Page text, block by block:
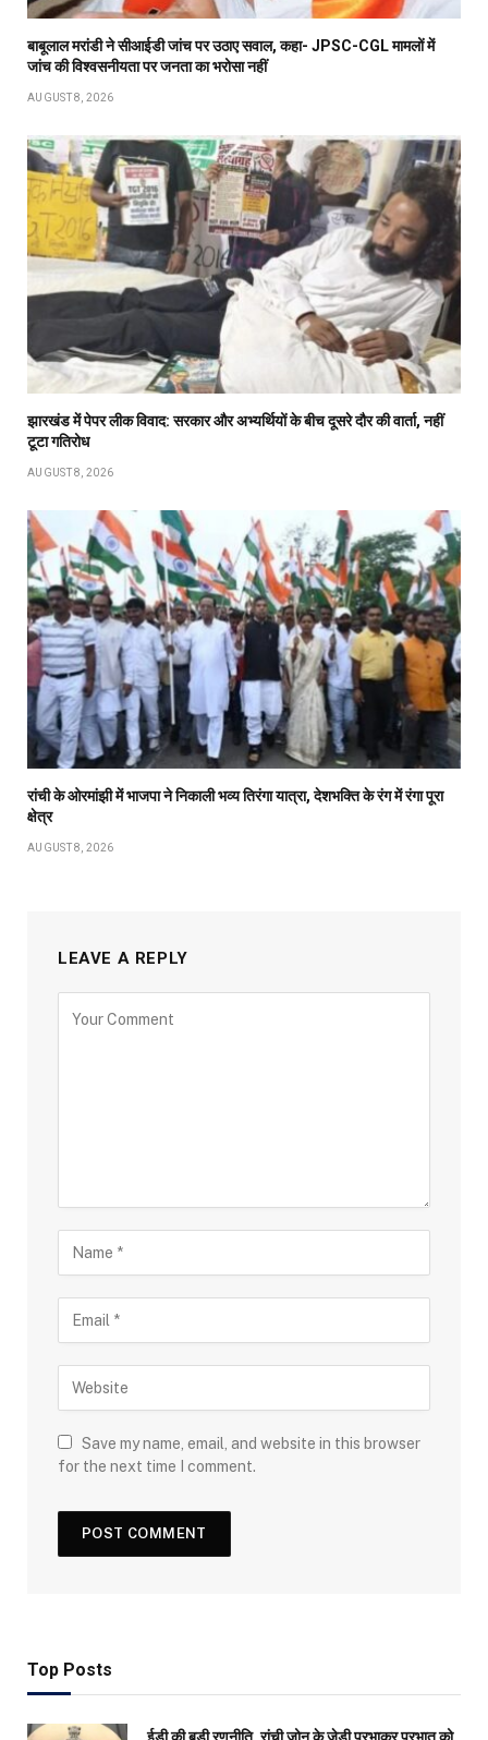
बाबूलाल मरांडी ने सीआईडी जांच पर उठाए सवाल, कहा- JPSC-CGL मामलों में
जांच की विश्वसनीयता पर जनता का भरोसा नहीं
AUGUST 8, 2026
झारखंड में पेपर लीक विवाद: सरकार और अभ्यर्थियों के बीच दूसरे दौर की वार्ता, नहीं
टूटा गतिरोध
AUGUST 8, 2026
रांची के ओरमांझी में भाजपा ने निकाली भव्य तिरंगा यात्रा, देशभक्ति के रंग में रंगा पूरा
क्षेत्र
AUGUST 8, 2026
LEAVE A REPLY
Save my name, email, and website in this browser
for the next time I comment.
Top Posts
ईडी की बड़ी रणनीति, रांची जोन के जेडी प्रभाकर प्रभात को